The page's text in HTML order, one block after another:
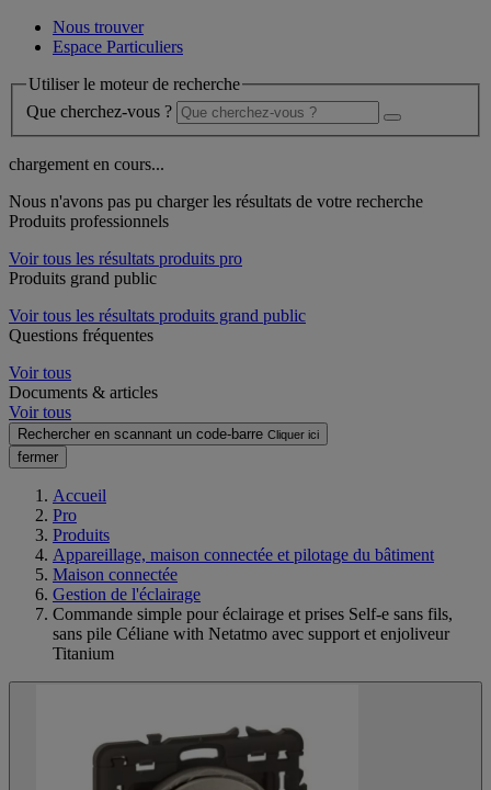
Nous trouver
Espace Particuliers
Utiliser le moteur de recherche
Que cherchez-vous ?
chargement en cours...
Nous n'avons pas pu charger les résultats de votre recherche
Produits professionnels
Voir tous les résultats produits pro
Produits grand public
Voir tous les résultats produits grand public
Questions fréquentes
Voir tous
Documents & articles
Voir tous
Rechercher en scannant un code-barre Cliquer ici
fermer
Accueil
Pro
Produits
Appareillage, maison connectée et pilotage du bâtiment
Maison connectée
Gestion de l'éclairage
Commande simple pour éclairage et prises Self-e sans fils,
sans pile Céliane with Netatmo avec support et enjoliveur
Titanium